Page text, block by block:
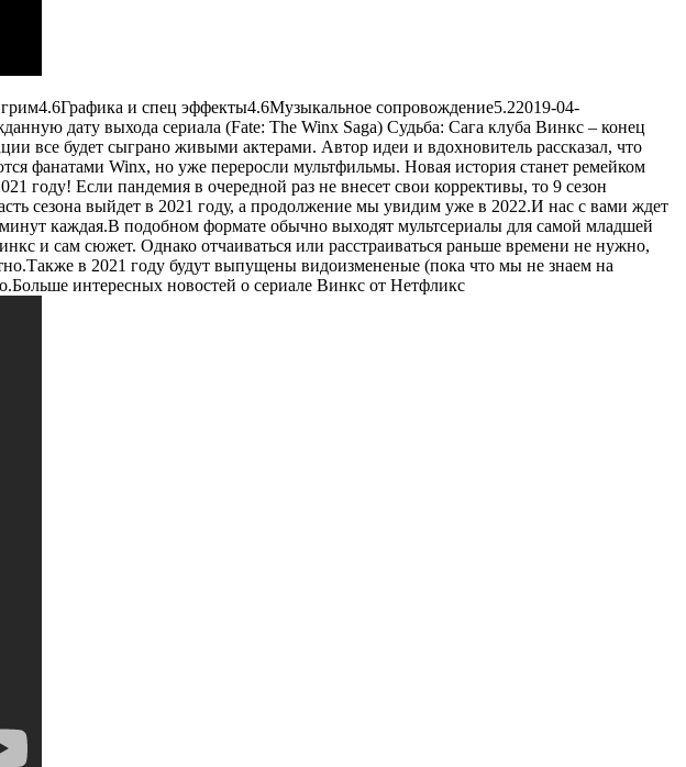
4.6Графика и спец эффекты4.6Музыкальное сопровождение5.22019-04-
дату выхода сериала (Fate: The Winx Saga) Судьба: Сага клуба Винкс – конец
все будет сыграно живыми актерами. Автор идеи и вдохновитель рассказал, что
фанатами Winx, но уже переросли мультфильмы. Новая история станет ремейком
году! Если пандемия в очередной раз не внесет свои коррективы, то 9 сезон
сезона выйдет в 2021 году, а продолжение мы увидим уже в 2022.И нас с вами ждет
каждая.В подобном формате обычно выходят мультсериалы для самой младшей
и сам сюжет. Однако отчаиваться или расстраиваться раньше времени не нужно,
в 2021 году будут выпущены видоизмененые (пока что мы не знаем на
интересных новостей о сериале Винкс от Нетфликс